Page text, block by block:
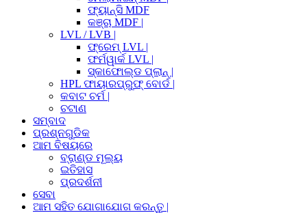
ଫ୍ୟାନ୍ସି MDF
କଞ୍ଚା MDF |
LVL / LVB |
ଫ୍ରେମ୍ LVL |
ଫର୍ମୱାର୍କ LVL |
ସ୍କାଫୋଲ୍ଡ ପ୍ଲାନ୍ |
HPL ଫାୟାରପ୍ରୁଫ୍ ବୋର୍ଡ |
କବାଟ ଚର୍ମ |
ଚଟାଣ
ସମ୍ବାଦ
ପ୍ରଶ୍ନଗୁଡିକ
ଆମ ବିଷୟରେ
ବ୍ରାଣ୍ଡ ମୂଲ୍ୟ
ଇତିହାସ
ପ୍ରଦର୍ଶନୀ
ସେବା
ଆମ ସହିତ ଯୋଗାଯୋଗ କରନ୍ତୁ |